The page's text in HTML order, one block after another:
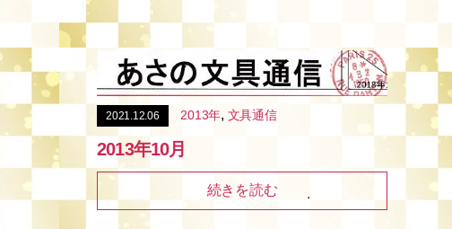
2021.12.06 2013年, 文具通信
2013年10月
続きを読む